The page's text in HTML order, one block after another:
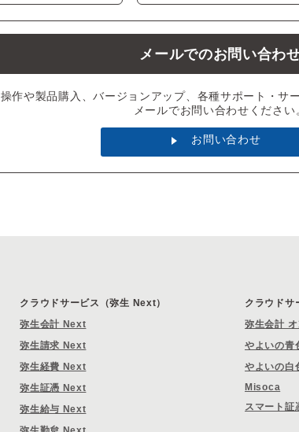
メールでのお問い合わ
操作や製品購入、バージョンアップ、各種サポート・サ
メールでお問い合わせください
お問い合わせ
クラウドサービス（弥生 Next）
弥生会計 Next
弥生請求 Next
弥生経費 Next
弥生証憑 Next
弥生給与 Next
クラウドサ
弥生会計
やよいの青
やよいの白
Misoca
スマート証